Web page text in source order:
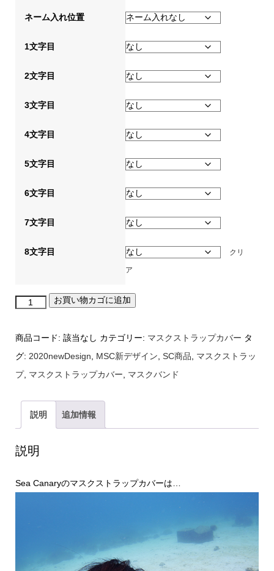
ネーム入れ位置
1文字目
2文字目
3文字目
4文字目
5文字目
6文字目
7文字目
8文字目 クリ
ア
ク
ス
ト
プ
カ
ー
お買い物カゴに追加
商品コード: 該当なし カテゴリー: マスクストラップカバー タ
グ: 2020newDesign MSC新デザイン SC商品
マスクストラッ
プ, マスクストラップカバー マスクバンド
説明 追加情報
説明
Sea Canaryのマスクストラップカバーは…